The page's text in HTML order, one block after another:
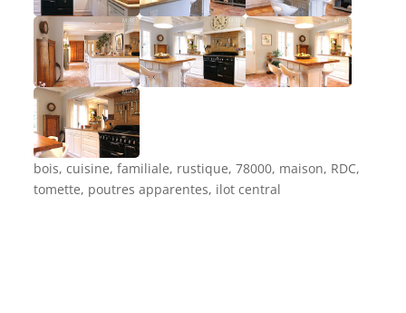
bois, cuisine, familiale, rustique, 78000, maison, RDC,
tomette, poutres apparentes, ilot central